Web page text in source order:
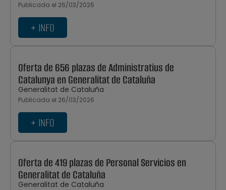
Publicada el 26/03/2026
+ INFO
Oferta de 656 plazas de Administratius de
Catalunya en Generalitat de Cataluña
Generalitat de Cataluña
Publicada el 26/03/2026
+ INFO
Oferta de 419 plazas de Personal Servicios en
Generalitat de Cataluña
Generalitat de Cataluña